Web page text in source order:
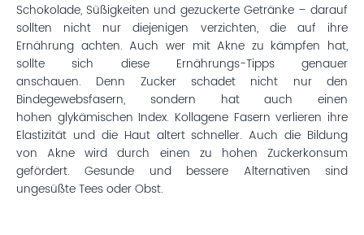
Schokolade, Süßigkeiten und gezuckerte Getränke – darauf
sollten nicht nur diejenigen verzichten, die auf ihre
Ernährung achten. Auch wer mit Akne zu kämpfen hat,
sollte sich diese Ernährungs-Tipps genauer
anschauen. Denn Zucker schadet nicht nur den
Bindegewebsfasern, sondern hat auch einen
hohen glykämischen Index. Kollagene Fasern verlieren ihre
Elastizität und die Haut altert schneller. Auch die Bildung
von Akne wird durch einen zu hohen Zuckerkonsum
gefördert. Gesunde und bessere Alternativen sind
ungesüßte Tees oder Obst.